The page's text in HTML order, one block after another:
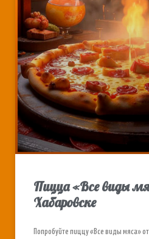
Пицца «Все виды
Хабаровске
Попробуйте пиццу «Все виды мяса»